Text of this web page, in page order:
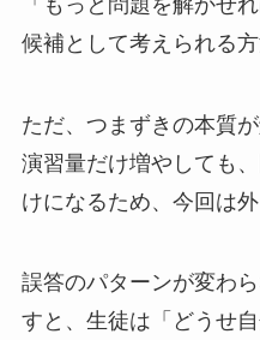
候補として考えられる方
ただ、つまずきの本質
演習量だけ増やしても
けになるため、今回は外
誤答のパターンが変わ
すと、生徒は「どうせ